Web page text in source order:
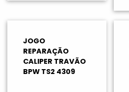
JOGO
REPARAÇÃO
CALIPER TRAVÃO
BPW TS2 4309